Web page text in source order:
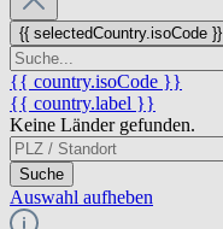
{{ selectedCountry.isoCode }}
{{ country.isoCode }}
{{ country.label }}
Keine Länder gefunden.
Suche
Auswahl aufheben